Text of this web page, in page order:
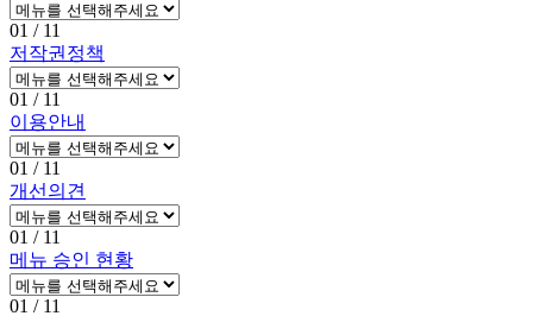
01 / 11
저작권정책
01 / 11
이용안내
01 / 11
개선의견
01 / 11
메뉴 승인 현황
01 / 11